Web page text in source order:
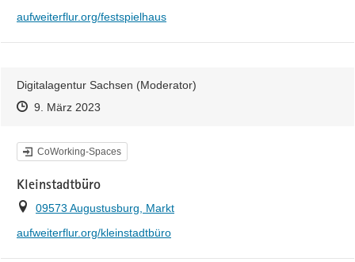
https://
aufweiterflur.org/festspielhaus
Digitalagentur Sachsen (Moderator)
Zeitpunkt des Erstellens
Zeitpunkt des Erstellens
9. März 2023Zur Äußerung
Kategorie
CoWorking-Spaces
Kleinstadtbüro
Ort
09573 Augustusburg, Markt
https://
aufweiterflur.org/kleinstadtbüro